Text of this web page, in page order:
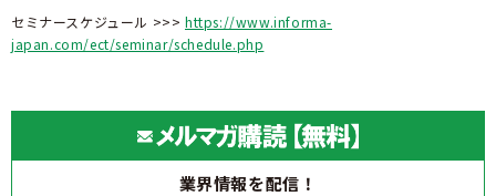
セミナースケジュール >>> https://www.informa-
japan.com/ect/seminar/schedule.php
業界情報を配信！